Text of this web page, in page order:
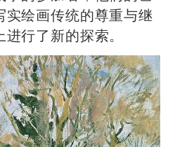
绘画传统的尊重与继
行了新的探索。